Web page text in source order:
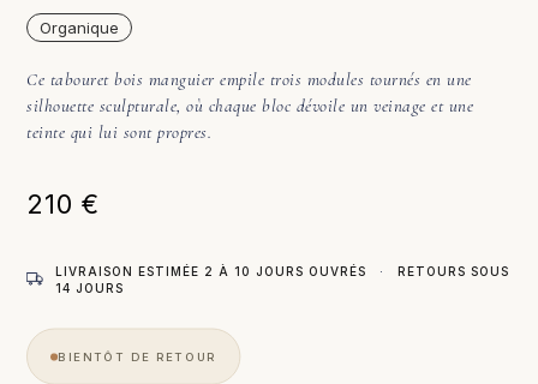
Organique
Ce tabouret bois manguier empile trois modules tournés en une
silhouette sculpturale, où chaque bloc dévoile un veinage et une
teinte qui lui sont propres.
210€
LIVRAISON ESTIMÉE 2 À 10 JOURS OUVRÉS ·
RETOURS SOUS
14 JOURS
BIENTÔT DE RETOUR